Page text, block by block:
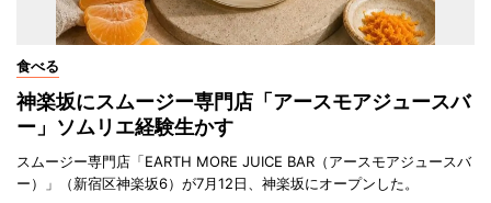
食べる
神楽坂にスムージー専門店「アースモアジュースバ
ー」ソムリエ経験生かす
スムージー専門店「EARTH MORE JUICE BAR（アースモアジュースバ
ー）」（新宿区神楽坂6）が7月12日、神楽坂にオープンした。